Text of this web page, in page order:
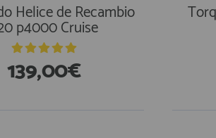
Helice de Recambio
p4000 Cruise
139,00€